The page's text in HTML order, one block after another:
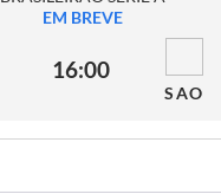
EM BREVE
16:00
SAO